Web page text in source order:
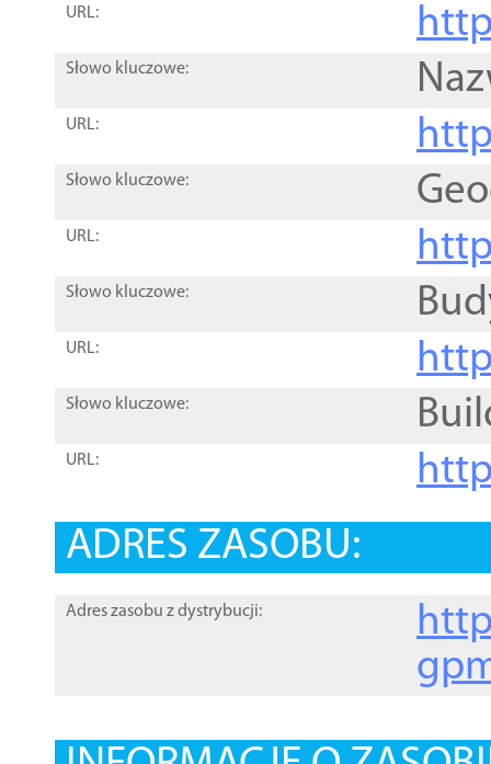
URL:
Słowo kluczowe:
URL:
Słowo kluczowe:
URL:
Słowo kluczowe:
URL:
Słowo kluczowe:
URL:
ADRES ZASOBU:
Adres zasobu z dystrybucji: